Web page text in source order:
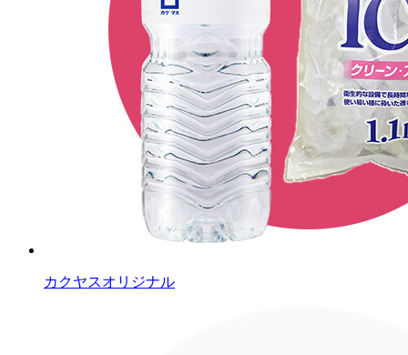
カクヤスオリジナル